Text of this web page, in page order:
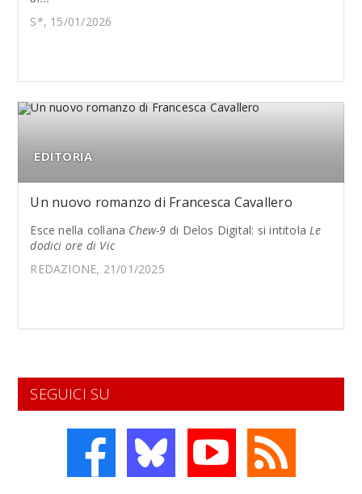
S*, 15/01/2026
EDITORIA
Un nuovo romanzo di Francesca Cavallero
Esce nella collana Chew-9 di Delos Digital: si intitolaLe
dodici ore di Vic
REDAZIONE, 21/01/2025
SEGUICI SU